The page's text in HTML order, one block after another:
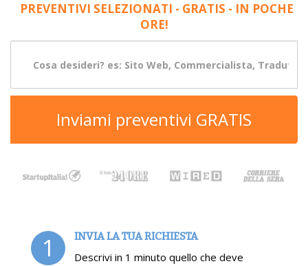
PREVENTIVI SELEZIONATI - GRATIS - IN POCHE
ORE!
Inviami preventivi GRATIS
1 INVIA LA TUA RICHIESTA
Descrivi in 1 minuto quello che deve